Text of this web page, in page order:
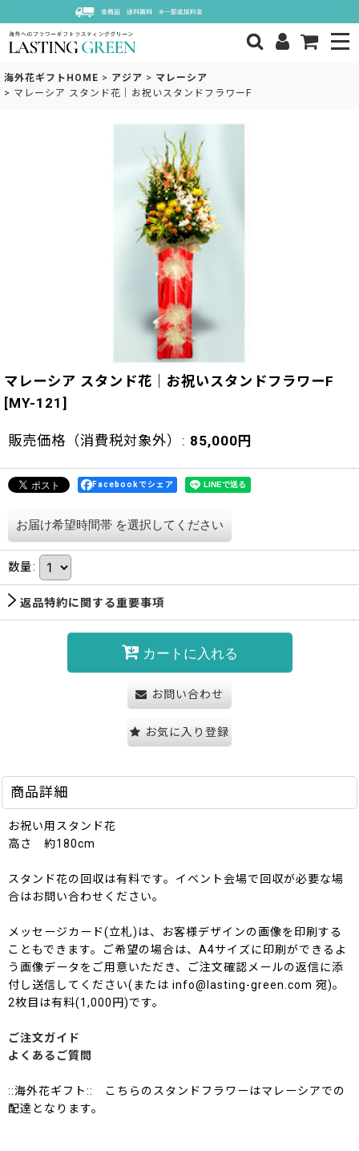
海外花ギフトHOME > アジア > マレーシア
> マレーシア スタンド花｜お祝いスタンドフラワーF
マレーシア スタンド花｜お祝いスタンドフラワーF
[MY-121 ]
販売価格（消費税対象外） : 85,000 円
Facebookでシェア
お届け希望時間帯 を選択してください
数量:
返品特約に関する重要事項
カートに入れる
お問い合わせ
お気に入り登録
商品詳細
お祝い用スタンド花
高さ 約180cm
スタンド花の回収は有料です。イベント会場で回収が必要な場
合はお問い合わせください。
メッセージカード(立札)は、お客様デザインの画像を印刷する
こともできます。ご希望の場合は、A4サイズに印刷ができるよ
う画像データをご用意いただき、ご注文確認メールの返信に添
付し送信してください(または info@lasting-green.com 宛)。
2枚目は有料(1,000円)です。
ご注文ガイド
よくあるご質問
::海外花ギフト:: こちらのスタンドフラワーはマレーシアでの
配達となります。